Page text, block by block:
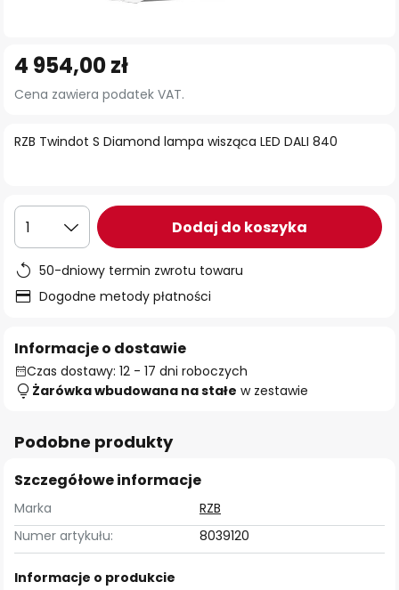
na
początek
RZB Twindot S Diamond lampa wisząca LED DALI 840
4 954,00 zł
Cena zawiera podatek VAT.
1 Dodaj do koszyka
50-dniowy termin zwrotu towaru
Dogodne metody płatności
Informacje o dostawie
Czas dostawy: 12 - 17 dni roboczych
Żarówka wbudowana na stałe w zestawie
Podobne produkty
Szczegółowe informacje
Marka
RZB
Numer artykułu:
8039120
Informacje o produkcie